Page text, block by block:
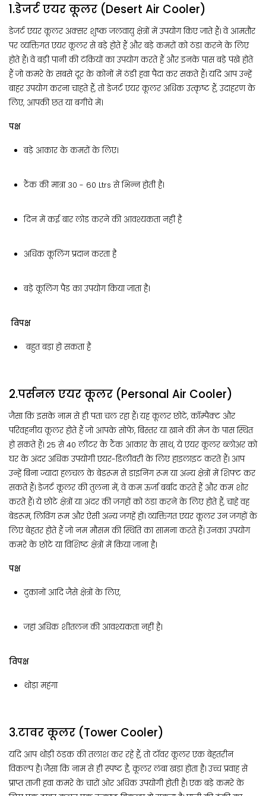
1.डेजर्ट एयर कूलर (Desert Air Cooler)
डेजर्ट एयर कूलर अक्सर शुष्क जलवायु क्षेत्रों में उपयोग किए जाते हैं। वे आमतौर
पर व्यक्तिगत एयर कूलर से बड़े होते हैं और बड़े कमरों को ठंडा करने के लिए
होते हैं। वे बड़ी पानी की टंकियों का उपयोग करते हैं और इनके पास बड़े पंखे होते
हैं जो कमरे के सबसे दूर के कोनों में ठंडी हवा पैदा कर सकते हैं। यदि आप उन्हें
बाहर उपयोग करना चाहते हैं, तो डेजर्ट एयर कूलर अधिक उत्कृष्ट हैं, उदाहरण के
लिए, आपकी छत या बगीचे में।
पक्ष
बड़े आकार के कमरों के लिए।
टैंक की मात्रा 30 - 60 Ltrs से भिन्न होती है।
दिन में कई बार लोड करने की आवश्यकता नहीं है
अधिक कूलिंग प्रदान करता है
बड़े कूलिंग पैड का उपयोग किया जाता है।
विपक्ष
बहुत बड़ा हो सकता है
2.पर्सनल एयर कूलर (Personal Air Cooler)
जैसा कि इसके नाम से ही पता चल रहा हैं। यह कूलर छोटे, कॉम्पैक्ट और
परिवहनीय कूलर होते हैं जो आपके सोफे, बिस्तर या खाने की मेज के पास स्थित
हो सकते हैं। 25 से 40 लीटर के टैंक आकार के साथ, ये एयर कूलर ब्लोअर को
घर के अंदर अधिक उपयोगी एयर-डिलीवरी के लिए हाइलाइट करते हैं। आप
उन्हें बिना ज्यादा हलचल के बेडरूम से डाइनिंग रूम या अन्य क्षेत्रों में शिफ्ट कर
सकते हैं। डेजर्ट कूलर की तुलना में, वे कम ऊर्जा बर्बाद करते हैं और कम शोर
करते हैं। ये छोटे क्षेत्रों या अंदर की जगहों को ठंडा करने के लिए होते हैं, चाहे वह
बेडरूम, लिविंग रूम और ऐसी अन्य जगहें हों। व्यक्तिगत एयर कूलर उन जगहों के
लिए बेहतर होते हैं जो नम मौसम की स्थिति का सामना करते हैं। उनका उपयोग
कमरे के छोटे या विशिष्ट क्षेत्रों में किया जाना है।
पक्ष
दुकानों आदि जैसे क्षेत्रों के लिए,
जहां अधिक शीतलन की आवश्यकता नहीं है।
विपक्ष
थोड़ा महंगा
3.टावर कूलर (Tower Cooler)
यदि आप थोड़ी ठंडक की तलाश कर रहे हैं, तो टॉवर कूलर एक बेहतरीन
विकल्प है। जैसा कि नाम से ही स्पष्ट है, कूलर लंबा खड़ा होता है। उच्च प्रवाह से
प्राप्त ताजी हवा कमरे के चारों ओर अधिक उपयोगी होती है। एक बड़े कमरे के